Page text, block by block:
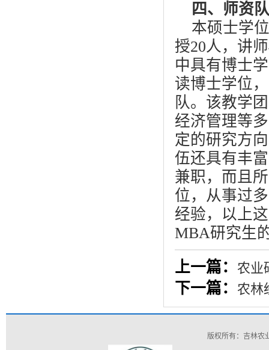
四、师资
本硕士学
授20人，讲
中具有博士
读博士学位
队。该教学
经济管理等
定的研究方
伍还具有丰
兼职，而且
位，从事过
经验，以上
MBA研究生
上一篇：
农业
下一篇： 农林
版权所有：吉林农